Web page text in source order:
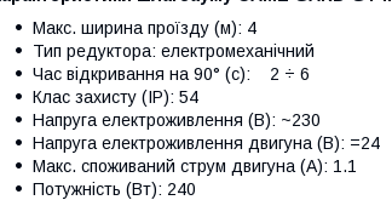
Макс. ширина проїзду (м): 4
Тип редуктора: електромеханічний
Час відкривання на 90° (с): 2 ÷ 6
Клас захисту (IP): 54
Напруга електроживлення (В): ~230
Напруга електроживлення двигуна (В): =24
Макс. споживаний струм двигуна (A): 1.1
Потужність (Вт): 240